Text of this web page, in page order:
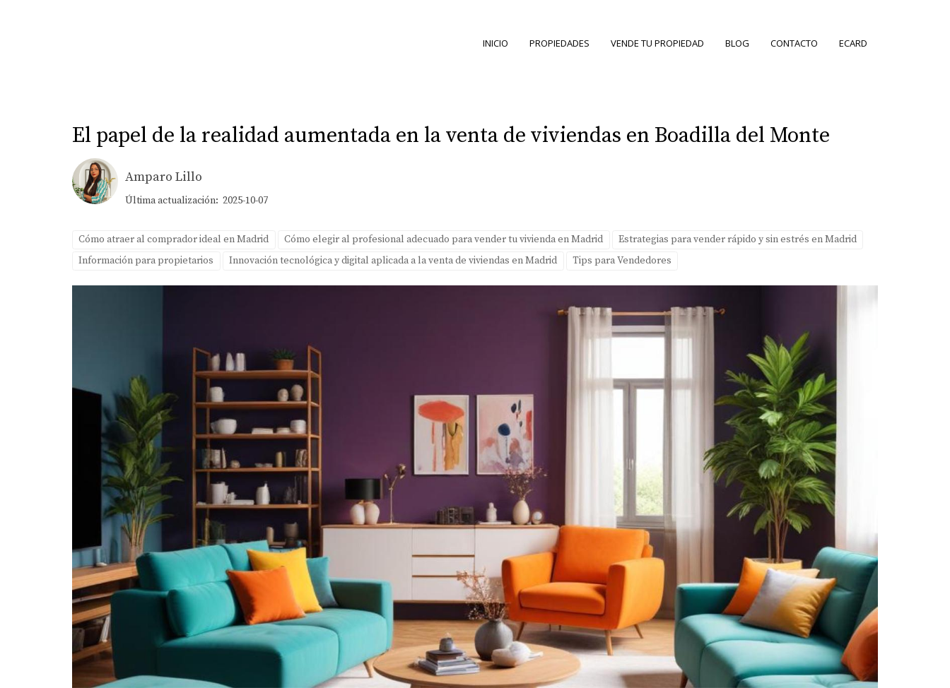
INICIO PROPIEDADES VENDE TU PROPIEDAD BLOG CONTACTO ECARD
El papel de la realidad aumentada en la venta de viviendas en Boadilla del Monte
Amparo Lillo
Última actualización: 2025-10-07
Cómo atraer al comprador ideal en Madrid Cómo elegir al profesional adecuado para vender tu vivienda en Madrid
Estrategias para vender rápido y sin estrés en Madrid
Información para propietarios
Innovación tecnológica y digital aplicada a la venta de viviendas en Madrid Tips para Vendedores